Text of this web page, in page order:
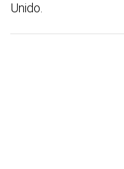
Unido.